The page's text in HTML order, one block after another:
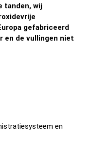
tanden, wij
gefabriceerd
en de vullingen niet
en